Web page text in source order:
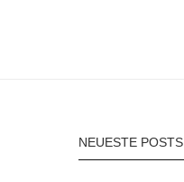
NEUESTE POSTS